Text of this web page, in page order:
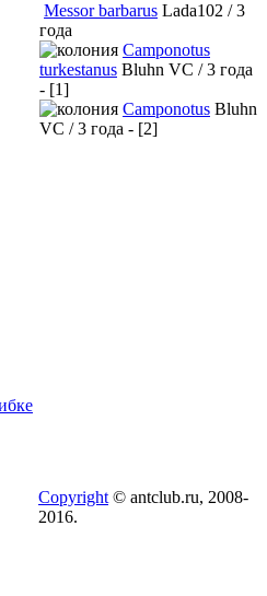
Messor barbarus Lada102 / 3
года
Camponotus
turkestanus Bluhn VC / 3 года
- [1]
Camponotus Bluhn
VC / 3 года - [2]
Copyright © antclub.ru, 2008-
2016.